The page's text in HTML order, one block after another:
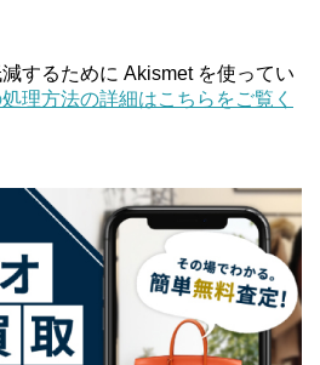
するために Akismet を使ってい
理方法の詳細はこちらをご覧く